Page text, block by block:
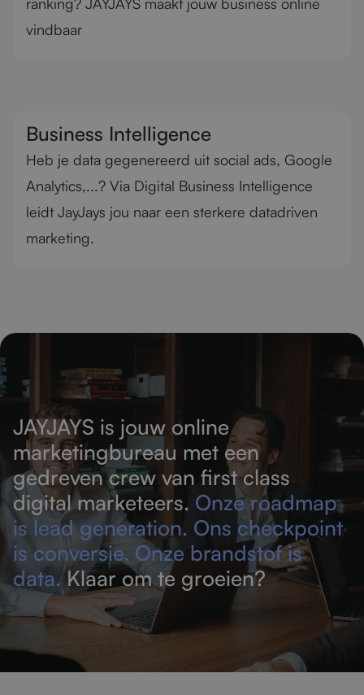
vindbaar
Business Intelligence
Heb je data gegenereerd uit social ads, Google
Analytics,...? Via Digital Business Intelligence
leidt JayJays jou naar een sterkere datadriven
marketing.
JAYJAYS is jouw online
marketingbureau met een
gedreven crew van first class
digital marketeers. Onze roadmap
is lead generation. Ons checkpoint
is conversie. Onze brandstof is
data.Klaar om te groeien?